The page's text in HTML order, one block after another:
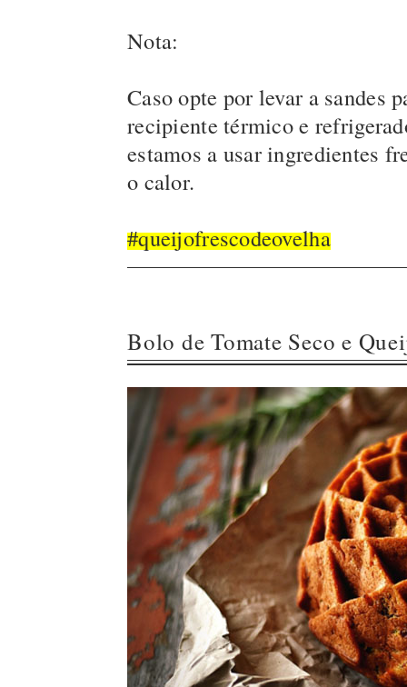
Nota:
Caso opte por levar a sandes
recipiente térmico e
estamos a usar ingredientes
o calor.
#queijofrescodeovelha
Bolo de Tomate Seco e